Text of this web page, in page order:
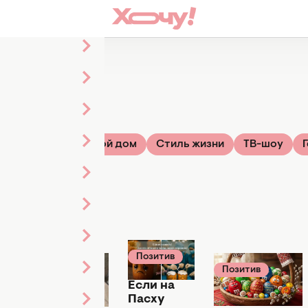
Твой дом Стиль жизни ТВ-шоу
Дофаминовое
Позитив
11 апреля 21:10
Если на
Пасху
Позитив
11 апреля 20:25
Вместо